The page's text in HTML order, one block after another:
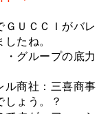
ＵＣＣＩがバレ
たね。
・グループの底力
ル商社：三喜商事
ょう。？